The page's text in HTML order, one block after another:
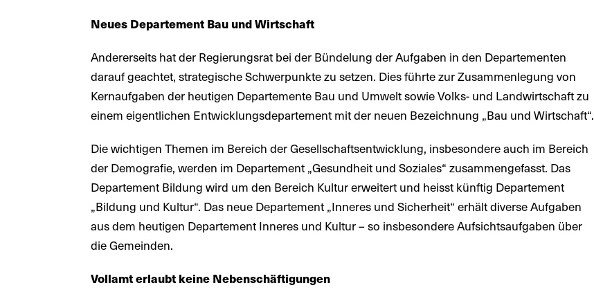
Neues Departement Bau und Wirtschaft
Andererseits hat der Regierungsrat bei der Bündelung der Aufgaben in den Departementen
darauf geachtet, strategische Schwerpunkte zu setzen. Dies führte zur Zusammenlegung von
Kernaufgaben der heutigen Departemente Bau und Umwelt sowie Volks- und Landwirtschaft zu
einem eigentlichen Entwicklungsdepartement mit der neuen Bezeichnung „Bau und Wirtschaft“.
Die wichtigen Themen im Bereich der Gesellschaftsentwicklung, insbesondere auch im Bereich
der Demografie, werden im Departement „Gesundheit und Soziales“ zusammengefasst. Das
Departement Bildung wird um den Bereich Kultur erweitert und heisst künftig Departement
„Bildung und Kultur“. Das neue Departement „Inneres und Sicherheit“ erhält diverse Aufgaben
aus dem heutigen Departement Inneres und Kultur – so insbesondere Aufsichtsaufgaben über
die Gemeinden.
Vollamt erlaubt keine Nebenschäftigungen